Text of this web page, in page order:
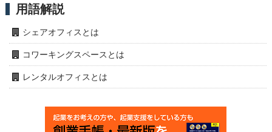
用語解説
シェアオフィスとは
コワーキングスペースとは
レンタルオフィスとは